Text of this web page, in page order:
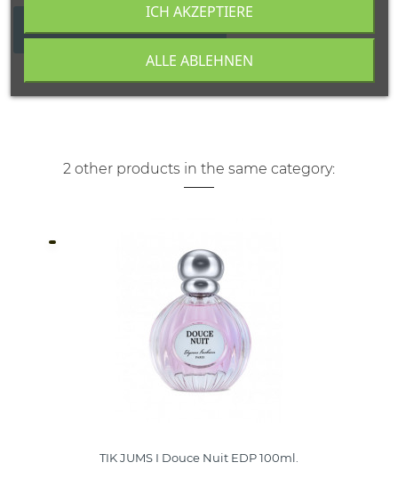
WRITE YOUR REVIEW
2 other products in the same category:
TIK JUMS I Douce Nuit EDP 100ml.
ALLE ABLEHNEN
ICH AKZEPTIERE